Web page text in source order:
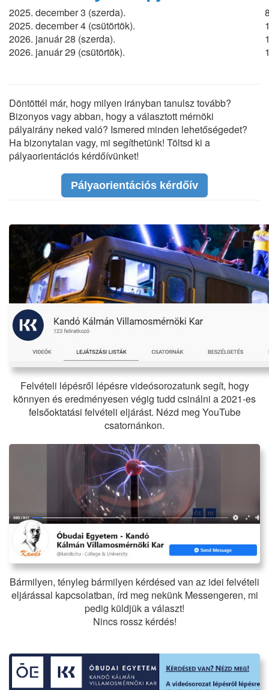
2025. december 3 (szerda).
2025. december 4 (csütörtök).
2026. január 28 (szerda).
2026. január 29 (csütörtök).
Döntöttél már, hogy milyen irányban tanulsz tovább?
Bizonyos vagy abban, hogy a választott mérnöki
pályairány neked való? Ismered minden lehetőségedet?
Ha bizonytalan vagy, mi segíthetünk! Töltsd ki a
pályaorientációs kérdőívünket!
Pályaorientációs kérdőív
Felvételi lépésről lépésre videósorozatunk segít, hogy
könnyen és eredményesen végig tudd csinálni a 2021-es
felsőoktatási felvételi eljárást. Nézd meg YouTube
csatornánkon.
Bármilyen, tényleg bármilyen kérdésed van az idei felvételi
eljárással kapcsolatban, írd meg nekünk Messengeren, mi
pedig küldjük a választ!
Nincs rossz kérdés!